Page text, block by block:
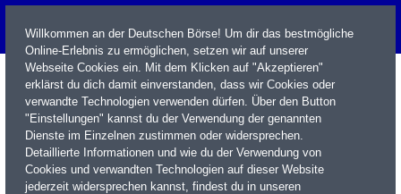
Name / WKN / ISIN / Kürzel
Willkommen an der Deutschen Börse! Um dir das bestmögliche
Online-Erlebnis zu ermöglichen, setzen wir auf unserer
Webseite Cookies ein. Mit dem Klicken auf "Akzeptieren"
erklärst du dich damit einverstanden, dass wir Cookies oder
verwandte Technologien verwenden dürfen. Über den Button
"Einstellungen" kannst du der Verwendung der genannten
Dienste im Einzelnen zustimmen oder widersprechen.
Detaillierte Informationen und wie du der Verwendung von
Cookies und verwandten Technologien auf dieser Website
jederzeit widersprechen kannst, findest du in unseren